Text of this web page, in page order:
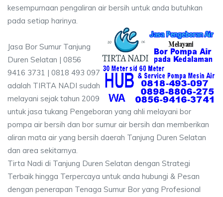
kesempurnaan pengaliran air bersih untuk anda butuhkan
pada setiap harinya.
Jasa Bor Sumur Tanjung
Duren Selatan | 0856
9416 3731 | 0818 493 097
adalah TIRTA NADI sudah
melayani sejak tahun 2009
untuk jasa tukang Pengeboran yang ahli melayani bor
pompa air bersih dan bor sumur air bersih dan memberikan
aliran mata air yang bersih daerah Tanjung Duren Selatan
dan area sekitarnya.
Tirta Nadi di Tanjung Duren Selatan dengan Strategi
Terbaik hingga Terpercaya untuk anda hubungi & Pesan
dengan penerapan Tenaga Sumur Bor yang Profesional